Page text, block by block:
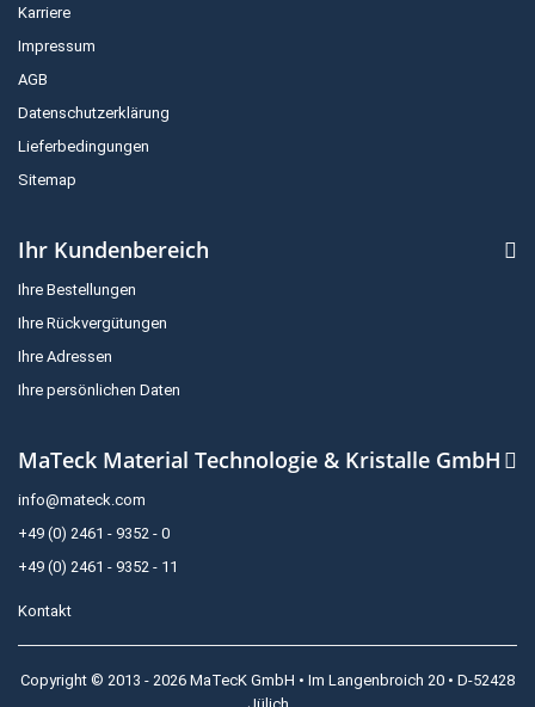
Karriere
Impressum
AGB
Datenschutzerklärung
Lieferbedingungen
Sitemap
Ihr Kundenbereich
Ihre Bestellungen
Ihre Rückvergütungen
Ihre Adressen
Ihre persönlichen Daten
MaTeck Material Technologie & Kristalle GmbH
info@mateck.com
+49 (0) 2461 - 9352 - 0
+49 (0) 2461 - 9352 - 11
Kontakt
Copyright © 2013 - 2026 MaTecK GmbH • Im Langenbroich 20 • D-52428